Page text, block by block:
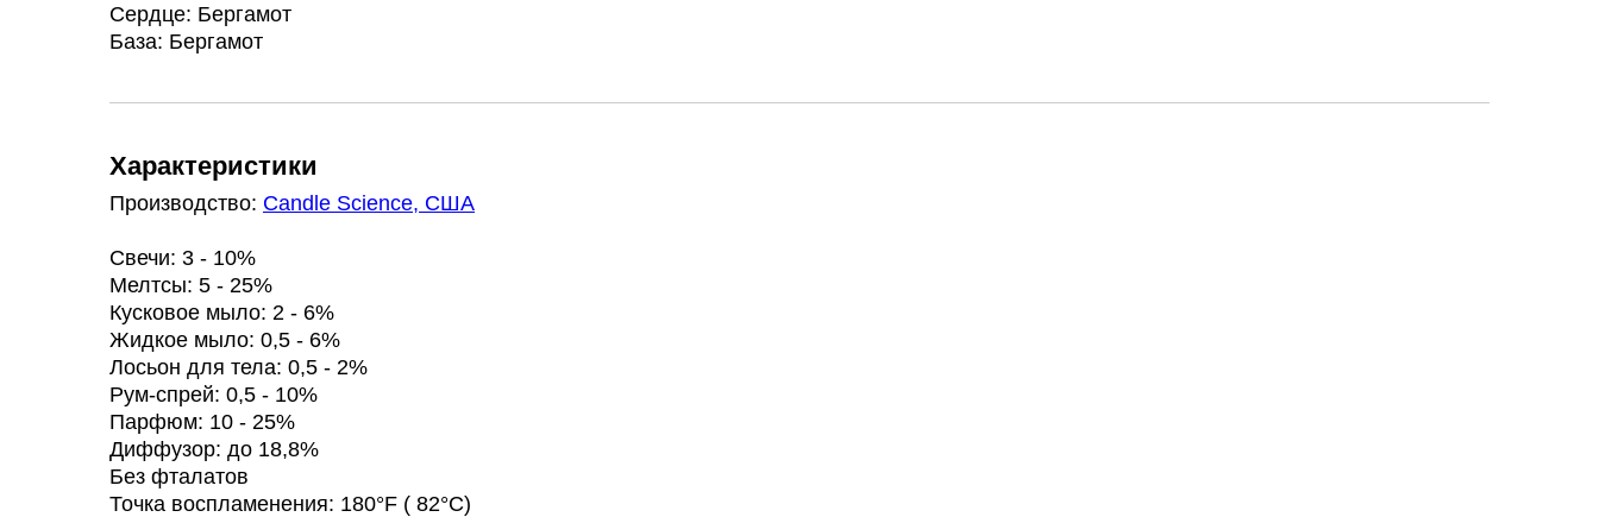
Сердце: Бергамот
База: Бергамот
Характеристики
Производство: Candle Science, США
Свечи: 3 - 10%
Мелтсы: 5 - 25%
Кусковое мыло: 2 - 6%
Жидкое мыло: 0,5 - 6%
Лосьон для тела: 0,5 - 2%
Рум-спрей: 0,5 - 10%
Парфюм: 10 - 25%
Диффузор: до 18,8%
Без фталатов
Точка воспламенения: 180°F ( 82°C)